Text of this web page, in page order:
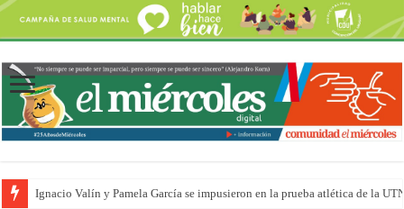
Ignacio Valín y Pamela García se impusieron en la prueba atlética de la